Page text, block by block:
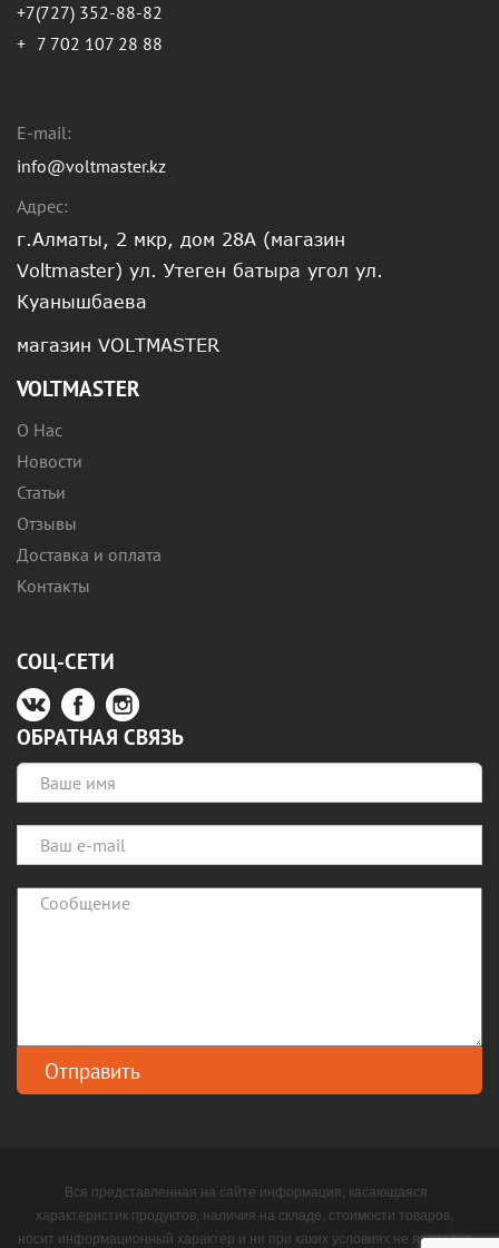
+7(727) 352-88-82
+ 7 702 107 28 88
E-mail:
info@voltmaster.kz
Адрес:
г.Алматы, 2 мкр, дом 28А (магазин
Voltmaster) ул. Утеген батыра угол ул.
Куанышбаева
магазин VOLTMASTER
VOLTMASTER
О Нас
Новости
Статьи
Отзывы
Доставка и оплата
Контакты
СОЦ-СЕТИ
ОБРАТНАЯ СВЯЗЬ
Вся представленная на сайте информация, касающаяся
характеристик продуктов, наличия на складе, стоимости товаров,
носит информационный характер и ни при каких условиях не является